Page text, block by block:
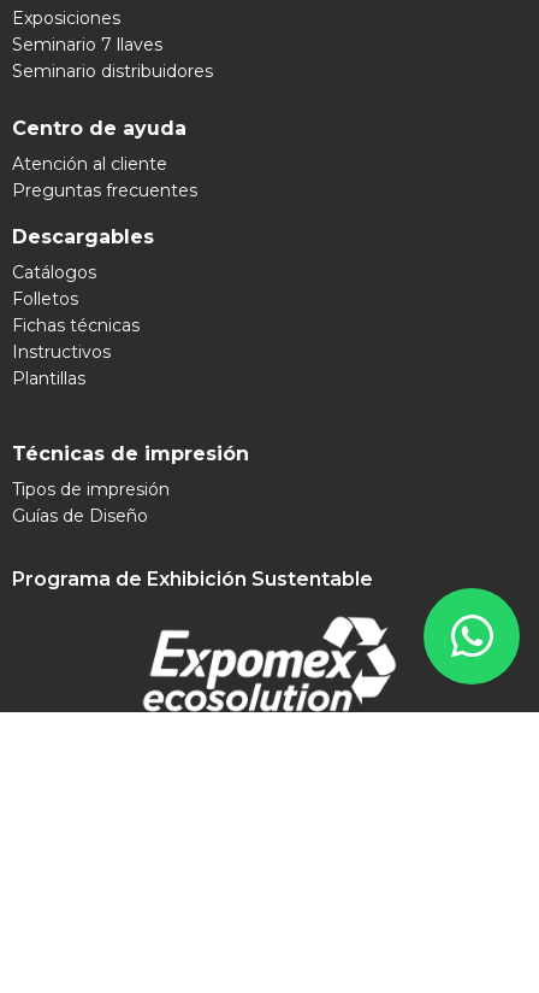
Exposiciones
Seminario 7 llaves
Seminario distribuidores
Centro de ayuda
Atención al cliente
Preguntas frecuentes
Descargables
Catálogos
Folletos
Fichas técnicas
Instructivos
Plantillas
Técnicas de impresión
Tipos de impresión
Guías de Diseño
Programa de Exhibición Sustentable